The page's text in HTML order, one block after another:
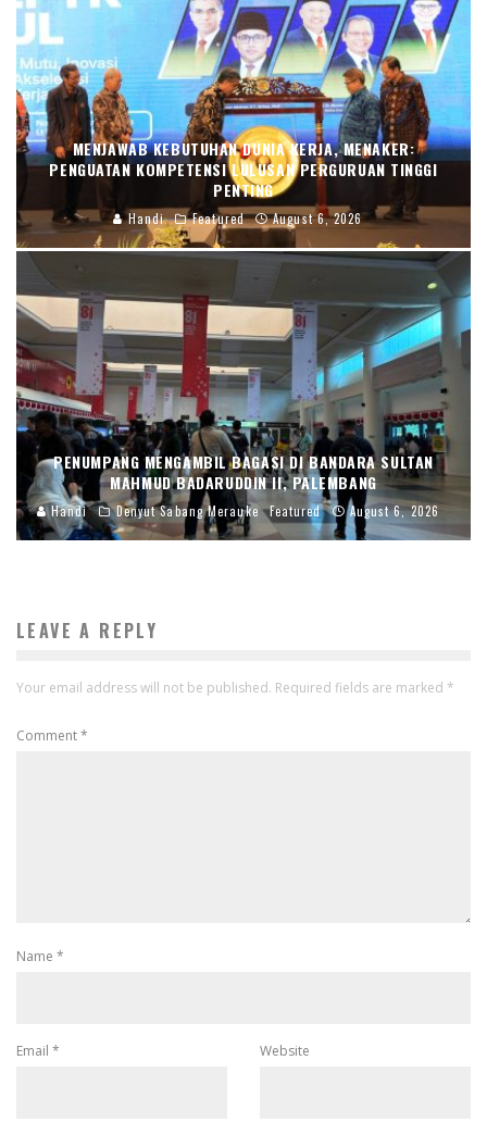
MENJAWAB KEBUTUHAN DUNIA KERJA, MENAKER:
PENGUATAN KOMPETENSI LULUSAN PERGURUAN TINGGI
PENTING
Handi Featured August 6, 2026
PENUMPANG MENGAMBIL BAGASI DI BANDARA SULTAN
MAHMUD BADARUDDIN II, PALEMBANG
Handi Denyut Sabang Merauke Featured August 6, 2026
LEAVE A REPLY
Your email address will not be published. Required fields are marked *
Comment*
Name *
Email * Website